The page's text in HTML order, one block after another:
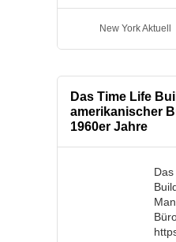
New York Aktuell
Das Time Life
amerikanischer
1960er Jahre